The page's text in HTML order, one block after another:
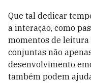
Que tal dedicar
a interação, como
momentos de leitura
conjuntas não
desenvolvimento
também podem